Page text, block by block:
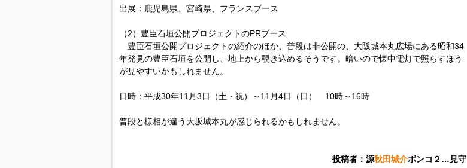
出展：鹿児島県、宮崎県、フランスブース
（2）豊臣石垣公開プロジェクトのPRブース
豊臣石垣公開プロジェクトの紹介のほか、普段は非公開の、大阪城本丸広場にある昭和34
年発見の豊臣石垣を公開し、地上から覗き込めるそうです。暗いので懐中電灯で照らすほう
が見やすいかもしれません。
日時：平成30年11月3日（土・祝）～11月4日（日） 10時～16時
普段と様相が違う大坂城本丸が感じられるかもしれません。
投稿者：源秋田城介ポンコ２…見守